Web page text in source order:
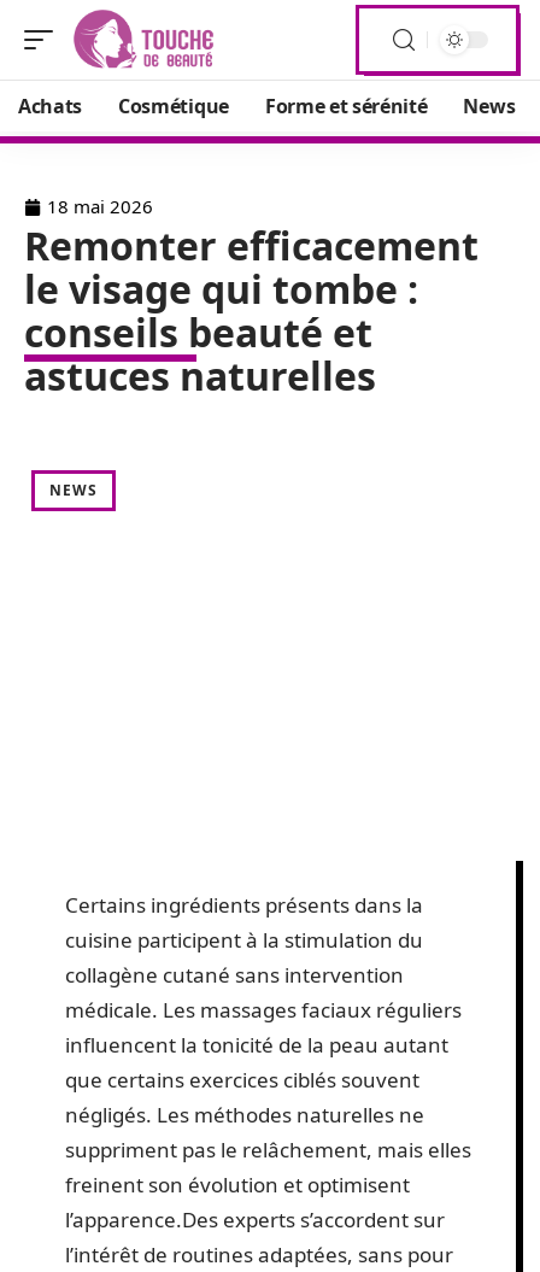
Achats Cosmétique Forme et sérénité News
18 mai 2026
Remonter efficacement
le visage qui tombe :
conseils beauté et
astuces naturelles
NEWS
Certains ingrédients présents dans la
cuisine participent à la stimulation du
collagène cutané sans intervention
médicale. Les massages faciaux réguliers
influencent la tonicité de la peau autant
que certains exercices ciblés souvent
négligés. Les méthodes naturelles ne
suppriment pas le relâchement, mais elles
freinent son évolution et optimisent
l’apparence.Des experts s’accordent sur
l’intérêt de routines adaptées, sans pour